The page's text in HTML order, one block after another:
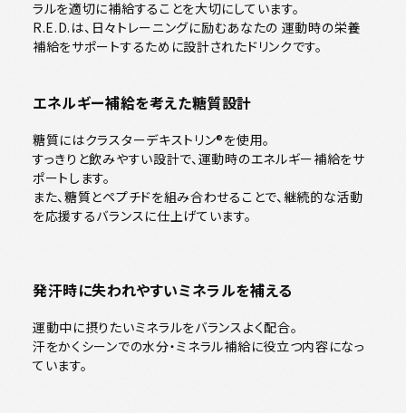
ラルを適切に補給することを大切にしています。
R.E.D.は、日々トレーニングに励むあなたの 運動時の栄養
補給をサポートするために設計されたドリンクです。
エネルギー補給を考えた糖質設計
糖質にはクラスターデキストリン®を使用。
すっきりと飲みやすい設計で、運動時のエネルギー補給をサ
ポートします。
また、糖質とペプチドを組み合わせることで、継続的な活動
を応援するバランスに仕上げています。
発汗時に失われやすいミネラルを補える
運動中に摂りたいミネラルをバランスよく配合。
汗をかくシーンでの水分・ミネラル補給に役立つ内容になっ
ています。